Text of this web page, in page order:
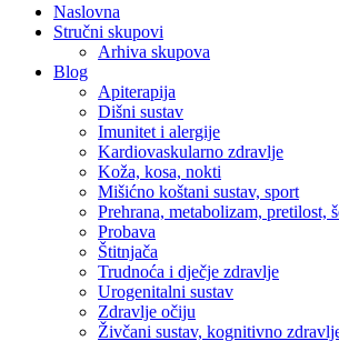
Naslovna
Stručni skupovi
Arhiva skupova
Blog
Apiterapija
Dišni sustav
Imunitet i alergije
Kardiovaskularno zdravlje
Koža, kosa, nokti
Mišićno koštani sustav, sport
Prehrana, metabolizam, pretilost,
Probava
Štitnjača
Trudnoća i dječje zdravlje
Urogenitalni sustav
Zdravlje očiju
Živčani sustav, kognitivno